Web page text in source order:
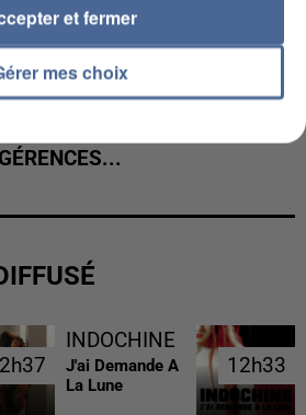
RAPHAËL GLUCKSMANN
INDOCHINE
J'ai Demande A
La Lune
12h33
12h33
mes choix
et fermer